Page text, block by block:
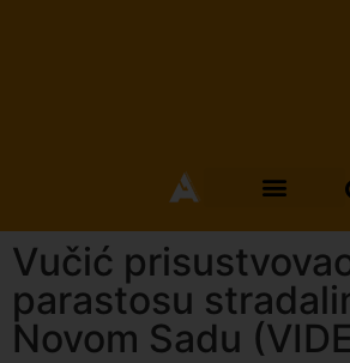
Vučić
parastosu
Novom Sadu